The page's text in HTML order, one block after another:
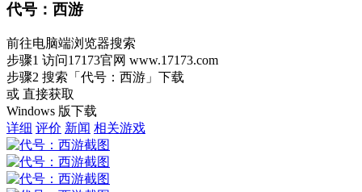
代号：西游
前往电脑端浏览器搜索
步骤1 访问17173官网 www.17173.com
步骤2 搜索 「代号：西游」 下载
或 直接获取
Windows 版下载
详细 评价 新闻 相关游戏